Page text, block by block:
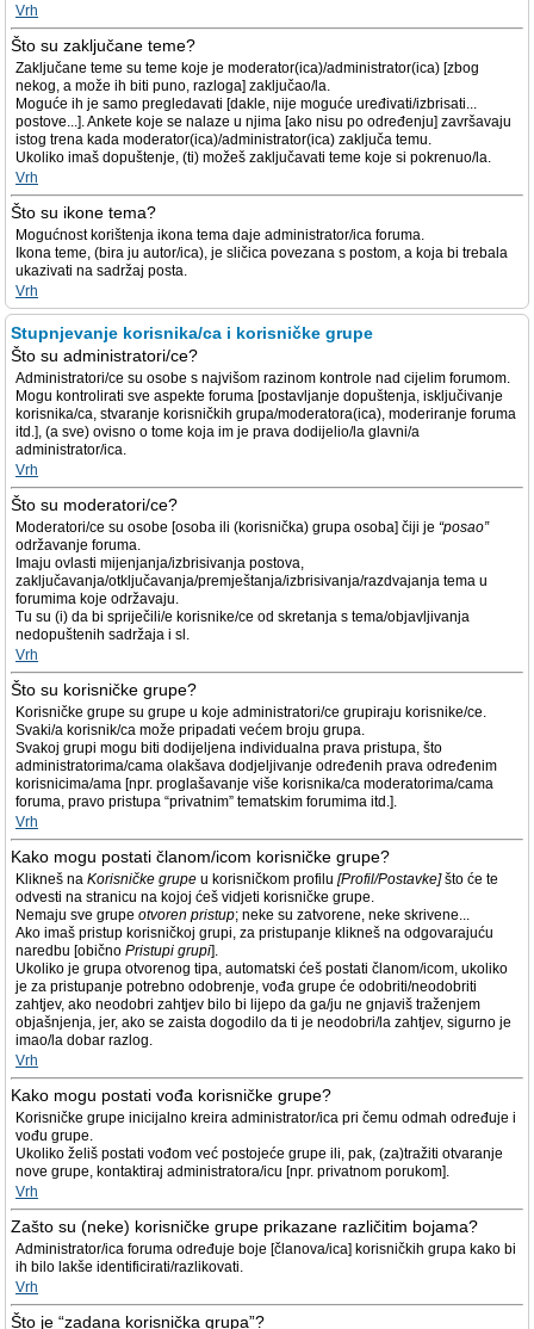
Vrh
Što su zaključane teme?
Zaključane teme su teme koje je moderator(ica)/administrator(ica) [zbog
nekog, a može ih biti puno, razloga] zaključao/la.
Moguće ih je samo pregledavati [dakle, nije moguće uređivati/izbrisati...
postove...]. Ankete koje se nalaze u njima [ako nisu po određenju] završavaju
istog trena kada moderator(ica)/administrator(ica) zaključa temu.
Ukoliko imaš dopuštenje, (ti) možeš zaključavati teme koje si pokrenuo/la.
Vrh
Što su ikone tema?
Mogućnost korištenja ikona tema daje administrator/ica foruma.
Ikona teme, (bira ju autor/ica), je sličica povezana s postom, a koja bi trebala
ukazivati na sadržaj posta.
Vrh
Stupnjevanje korisnika/ca i korisničke grupe
Što su administratori/ce?
Administratori/ce su osobe s najvišom razinom kontrole nad cijelim forumom.
Mogu kontrolirati sve aspekte foruma [postavljanje dopuštenja, isključivanje
korisnika/ca, stvaranje korisničkih grupa/moderatora(ica), moderiranje foruma
itd.], (a sve) ovisno o tome koja im je prava dodijelio/la glavni/a
administrator/ica.
Vrh
Što su moderatori/ce?
Moderatori/ce su osobe [osoba ili (korisnička) grupa osoba] čiji je “posao”
održavanje foruma.
Imaju ovlasti mijenjanja/izbrisivanja postova,
zaključavanja/otključavanja/premještanja/izbrisivanja/razdvajanja tema u
forumima koje održavaju.
Tu su (i) da bi spriječili/e korisnike/ce od skretanja s tema/objavljivanja
nedopuštenih sadržaja i sl.
Vrh
Što su korisničke grupe?
Korisničke grupe su grupe u koje administratori/ce grupiraju korisnike/ce.
Svaki/a korisnik/ca može pripadati većem broju grupa.
Svakoj grupi mogu biti dodijeljena individualna prava pristupa, što
administratorima/cama olakšava dodjeljivanje određenih prava određenim
korisnicima/ama [npr. proglašavanje više korisnika/ca moderatorima/cama
foruma, pravo pristupa “privatnim” tematskim forumima itd.].
Vrh
Kako mogu postati članom/icom korisničke grupe?
Klikneš na Korisničke grupe u korisničkom profilu [Profil/Postavke]što će te
odvesti na stranicu na kojoj ćeš vidjeti korisničke grupe.
Nemaju sve grupe otvoren pristup; neke su zatvorene, neke skrivene...
Ako imaš pristup korisničkoj grupi, za pristupanje klikneš na odgovarajuću
naredbu [obično Pristupi grupi].
Ukoliko je grupa otvorenog tipa, automatski ćeš postati članom/icom, ukoliko
je za pristupanje potrebno odobrenje, vođa grupe će odobriti/neodobriti
zahtjev, ako neodobri zahtjev bilo bi lijepo da ga/ju ne gnjaviš traženjem
objašnjenja, jer, ako se zaista dogodilo da ti je neodobri/la zahtjev, sigurno je
imao/la dobar razlog.
Vrh
Kako mogu postati vođa korisničke grupe?
Korisničke grupe inicijalno kreira administrator/ica pri čemu odmah određuje i
vođu grupe.
Ukoliko želiš postati vođom već postojeće grupe ili, pak, (za)tražiti otvaranje
nove grupe, kontaktiraj administratora/icu [npr. privatnom porukom].
Vrh
Zašto su (neke) korisničke grupe prikazane različitim bojama?
Administrator/ica foruma određuje boje [članova/ica] korisničkih grupa kako bi
ih bilo lakše identificirati/razlikovati.
Vrh
Što je “zadana korisnička grupa”?